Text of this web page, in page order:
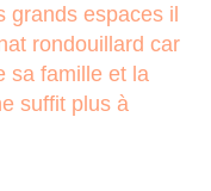
grands espaces il
rondouillard car
sa famille et la
suffit plus à